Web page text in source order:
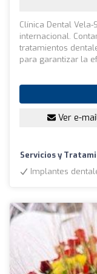
Clínica Dental
internacional.
tratamientos
para garantizar la
Ver e-
Servicios y
Implantes